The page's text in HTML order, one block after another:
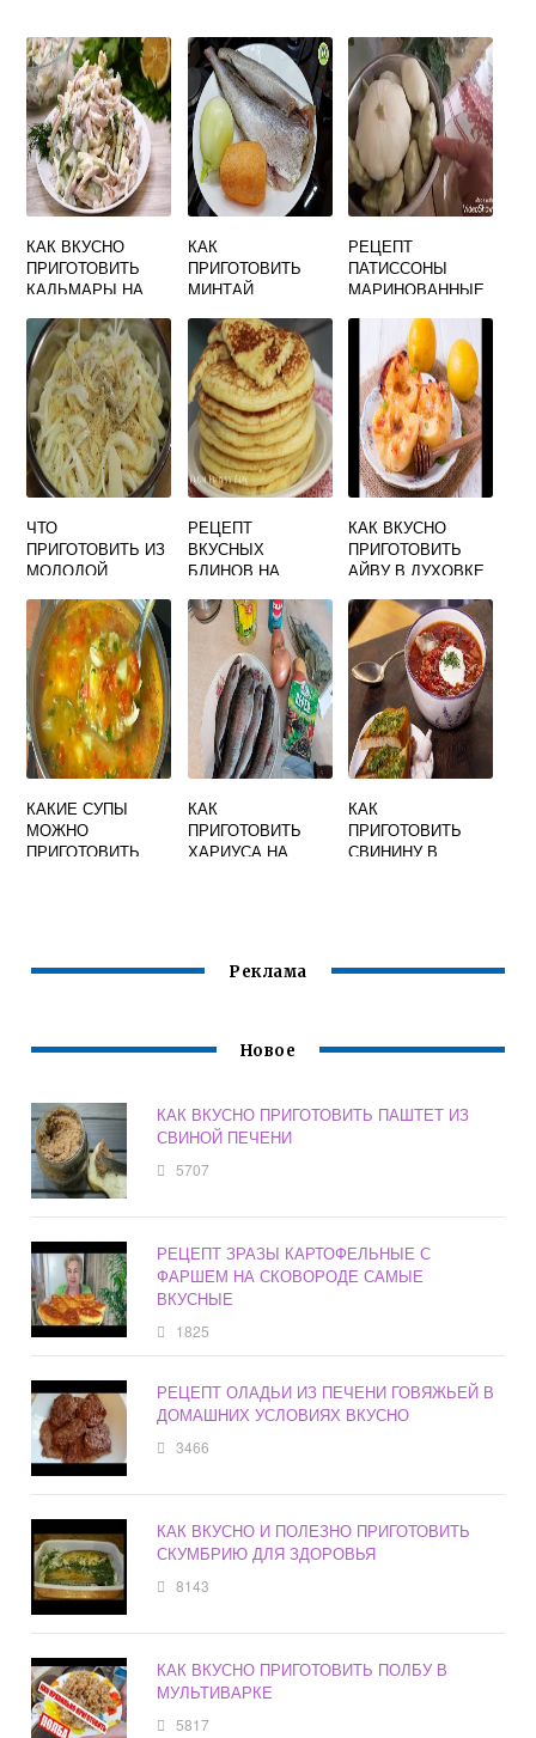
КАК ВКУСНО
ПРИГОТОВИТЬ
КАЛЬМАРЫ НА
ЛУКОМ И
МОРКОВЬЮ
КАК
ПРИГОТОВИТЬ
МИНТАЙ
ВКУСНО
РЕЦЕПТ
ПАТИССОНЫ
МАРИНОВАННЫЕ
ХРУСТЯЩИЕ
ОЧЕНЬ ВКУСНЫЕ
ЧТО
ПРИГОТОВИТЬ ИЗ
МОЛОДОЙ
БЫСТРО И
ВКУСНО НА
СКОВОРОДЕ
РЕЦЕПТ
ВКУСНЫХ
БЛИНОВ НА
КАК ВКУСНО
ПРИГОТОВИТЬ
АЙВУ В ДУХОВКЕ
КАКИЕ СУПЫ
МОЖНО
ПРИГОТОВИТЬ
КАК
ПРИГОТОВИТЬ
ХАРИУСА НА
КАК
ПРИГОТОВИТЬ
СВИНИНУ В
Реклама
Новое
КАК ВКУСНО ПРИГОТОВИТЬ ПАШТЕТ ИЗ
СВИНОЙ ПЕЧЕНИ
5707
РЕЦЕПТ ЗРАЗЫ КАРТОФЕЛЬНЫЕ С
ФАРШЕМ НА СКОВОРОДЕ САМЫЕ
ВКУСНЫЕ
1825
РЕЦЕПТ ОЛАДЬИ ИЗ ПЕЧЕНИ ГОВЯЖЬЕЙ В
ДОМАШНИХ УСЛОВИЯХ ВКУСНО
3466
КАК ВКУСНО И ПОЛЕЗНО ПРИГОТОВИТЬ
СКУМБРИЮ ДЛЯ ЗДОРОВЬЯ
8143
КАК ВКУСНО ПРИГОТОВИТЬ ПОЛБУ В
МУЛЬТИВАРКЕ
5817